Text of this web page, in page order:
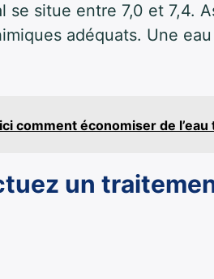
se situe entre 7,0 et 7,4.
adéquats. Une
comment économiser de
un